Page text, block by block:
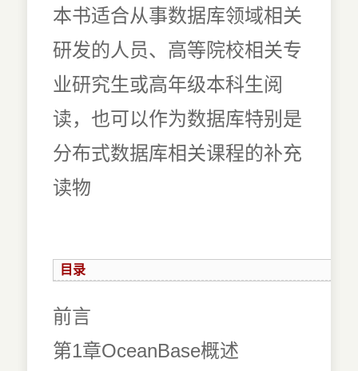
本书适合从事数据库领域相关
研发的人员、高等院校相关专
业研究生或高年级本科生阅
读，也可以作为数据库特别是
分布式数据库相关课程的补充
读物
目录
前言
第1章OceanBase概述